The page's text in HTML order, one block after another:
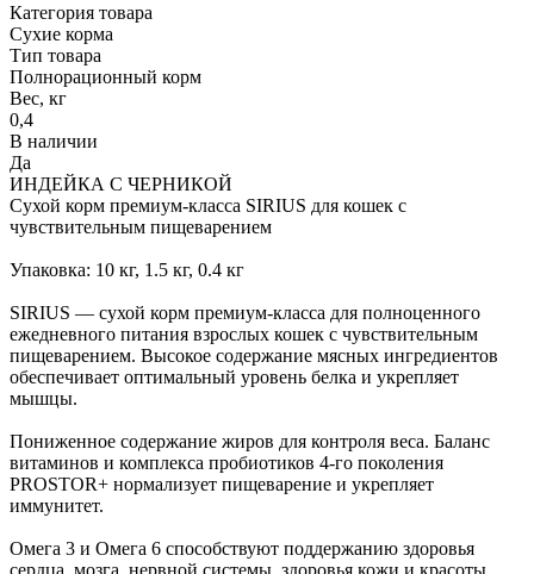
Категория товара
Сухие корма
Тип товара
Полнорационный корм
Вес, кг
0,4
В наличии
Да
ИНДЕЙКА С ЧЕРНИКОЙ
Сухой корм премиум-класса SIRIUS для кошек с
чувствительным пищеварением
Упаковка: 10 кг, 1.5 кг, 0.4 кг
SIRIUS — сухой корм премиум-класса для полноценного
ежедневного питания взрослых кошек с чувствительным
пищеварением. Высокое содержание мясных ингредиентов
обеспечивает оптимальный уровень белка и укрепляет
мышцы.
Пониженное содержание жиров для контроля веса. Баланс
витаминов и комплекса пробиотиков 4-го поколения
PROSTOR+ нормализует пищеварение и укрепляет
иммунитет.
Омега 3 и Омега 6 способствуют поддержанию здоровья
сердца, мозга, нервной системы, здоровья кожи и красоты